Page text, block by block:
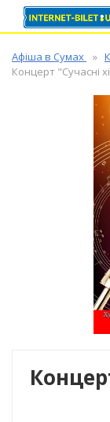
Афіша в Сумах
Концерт "Сучасні